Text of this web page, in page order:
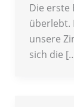
Die erste
überlebt.
unsere
sich die